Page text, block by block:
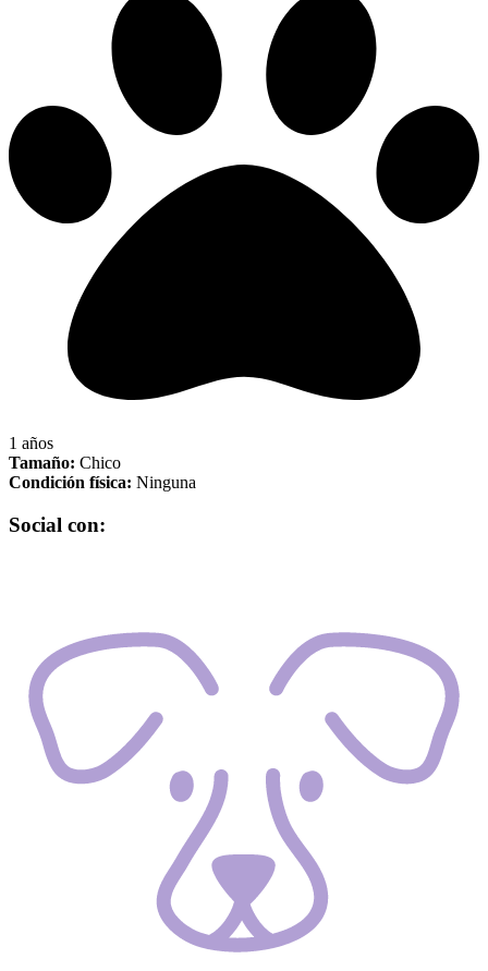
1 años
Tamaño: Chico
Condición física: Ninguna
Social con: